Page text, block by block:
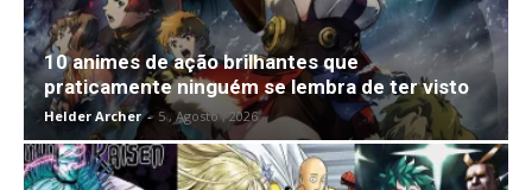
10 animes de ação brilhantes que
praticamente ninguém se lembra de ter visto
Helder Archer - 5 , Agosto , 2026